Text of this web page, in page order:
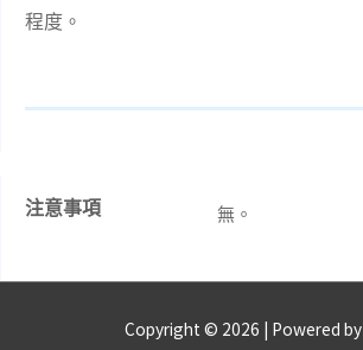
程度。
注意事項 無。
Copyright © 2026 | Powered by